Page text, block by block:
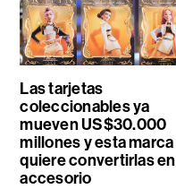
Las tarjetas
coleccionables ya
mueven US$30.000
millones y esta marca
quiere convertirlas en
accesorio